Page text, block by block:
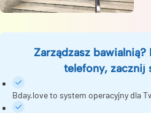
Zarządzasz
telefony, zacznij
Bday.love to system operacyjny dla